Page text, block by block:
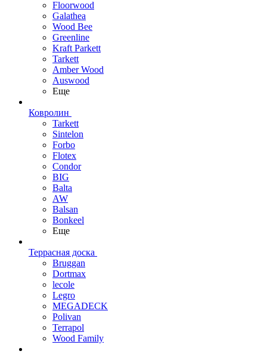
Floorwood
Galathea
Wood Bee
Greenline
Kraft Parkett
Tarkett
Amber Wood
Auswood
Еще
Ковролин
Tarkett
Sintelon
Forbo
Flotex
Condor
BIG
Balta
AW
Balsan
Bonkeel
Еще
Террасная доска
Bruggan
Dortmax
lecole
Legro
MEGADECK
Polivan
Terrapol
Wood Family